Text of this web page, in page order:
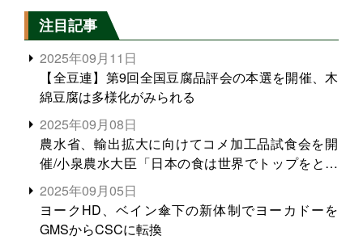
注目記事
2025年09月11日
【全豆連】第9回全国豆腐品評会の本選を開催、木
綿豆腐は多様化がみられる
2025年09月08日
農水省、輸出拡大に向けてコメ加工品試食会を開
催/小泉農水大臣「日本の食は世界でトップをとれ
る。米増産に向けて、米輸出需要の拡大を」
2025年09月05日
ヨークHD、ベイン傘下の新体制でヨーカドーを
GMSからCSCに転換